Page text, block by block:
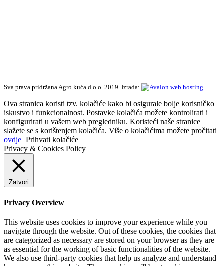
Sva prava pridržana Agro kuća d.o.o. 2019. Izrada:
Ova stranica koristi tzv. kolačiće kako bi osigurale bolje korisničko
iskustvo i funkcionalnost. Postavke kolačića možete kontrolirati i
konfigurirati u vašem web pregledniku. Koristeći naše stranice
slažete se s korištenjem kolačića. Više o kolačićima možete pročitati
ovdje Prihvati kolačiće
Privacy & Cookies Policy
Zatvori
Privacy Overview
This website uses cookies to improve your experience while you
navigate through the website. Out of these cookies, the cookies that
are categorized as necessary are stored on your browser as they are
as essential for the working of basic functionalities of the website.
We also use third-party cookies that help us analyze and understand